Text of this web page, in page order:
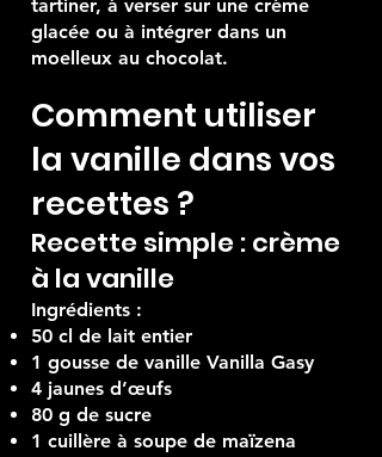
la vanille Bourbon est un régal à
tartiner, à verser sur une crème
moelleux au chocolat.
Comment utiliser
la vanille dans vos
recettes ?
Recette simple : crème
à la vanille
Ingrédients :
50 cl de lait entier
1 gousse de vanille Vanilla Gasy
4 jaunes d’œufs